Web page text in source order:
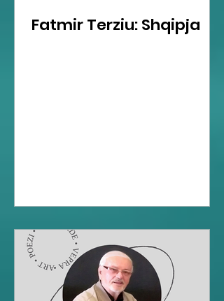
Fatmir Terziu: Shqipja